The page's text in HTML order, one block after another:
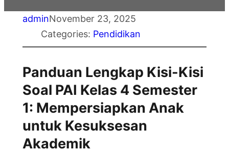
adminNovember 23, 2025
Categories: Pendidikan
Panduan Lengkap Kisi-Kisi
Soal PAI Kelas 4 Semester
1: Mempersiapkan Anak
untuk Kesuksesan
Akademik